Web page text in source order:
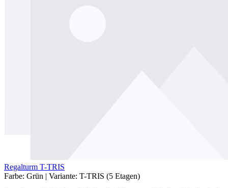
Regalturm T-TRIS
Farbe: Grün | Variante: T-TRIS (5 Etagen)